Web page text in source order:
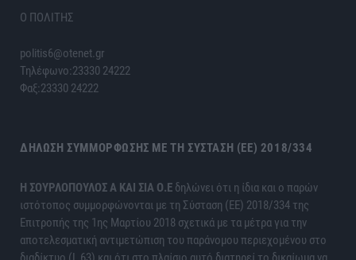
Ο ΠΟΛΙΤΗΣ
politis6@otenet.gr
Τηλέφωνο:23330 24222
Φαξ:23330 24222
ΔΉΛΩΣΗ ΣΥΜΜΌΡΦΩΣΗΣ ΜΕ ΤΗ ΣΎΣΤΑΣΗ (ΕΕ) 2018/334
H ΣΟΥΡΛΟΠΟΥΛΟΣ Α ΚΑΙ ΣΙΑ Ο.Ε δηλώνει ότι η ίδια και ο παρών
ιστότοπος συμμορφώνονται με τη Σύσταση (ΕΕ) 2018/334 της
Επιτροπής της 1ης Μαρτίου 2018 σχετικά με τα μέτρα για την
αποτελεσματική αντιμετώπιση του παράνομου περιεχομένου στο